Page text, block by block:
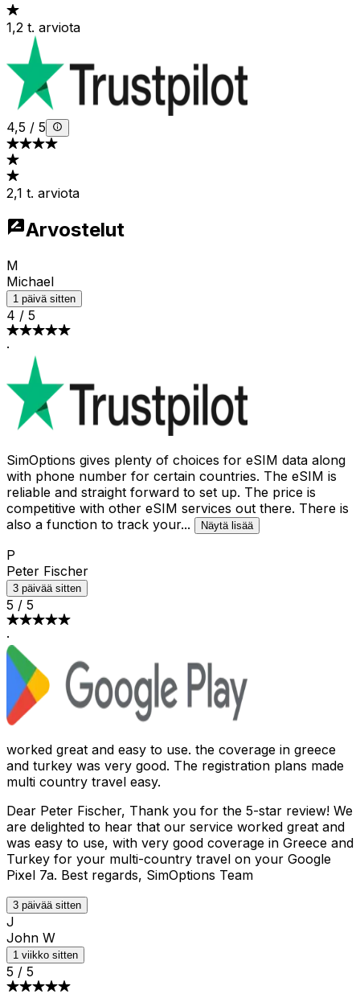
1,2 t. arviota
4,5 / 5
2,1 t. arviota
Arvostelut
M
Michael
1 päivä sitten
4 / 5
·
SimOptions gives plenty of choices for eSIM data along
with phone number for certain countries. The eSIM is
reliable and straight forward to set up. The price is
competitive with other eSIM services out there. There is
also a function to track your... Näytä lisää
P
Peter Fischer
3 päivää sitten
5 / 5
·
worked great and easy to use. the coverage in greece
and turkey was very good. The registration plans made
multi country travel easy.
Dear Peter Fischer, Thank you for the 5-star review! We
are delighted to hear that our service worked great and
was easy to use, with very good coverage in Greece and
Turkey for your multi-country travel on your Google
Pixel 7a. Best regards, SimOptions Team
3 päivää sitten
J
John W
1 viikko sitten
5 / 5